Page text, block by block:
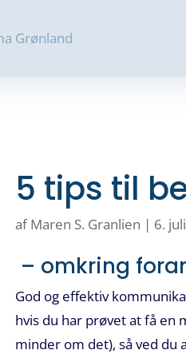
5 tips til
afMaren S. Granlien | 6.
– omkring
God og effektiv
hvis du har prøvet at få en
minder om det), så ved